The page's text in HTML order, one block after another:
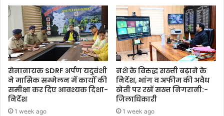
सेनानायक SDRF अर्पण यदुवंशी
ने मासिक सम्मेलन में कार्यों की
समीक्षा कर दिए आवश्यक दिशा-
निर्देश
1 week ago
नशे के विरुद्ध सख्ती बढ़ाने के
निर्देश, भांग व अफीम की अवैध
खेती पर रखें सख्त निगरानी:-
जिलाधिकारी
1 week ago